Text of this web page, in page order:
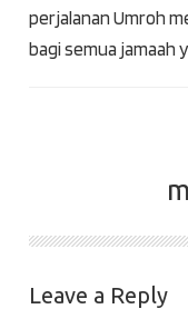
perjalanan Umroh
bagi semua jamaah
Leave a Reply